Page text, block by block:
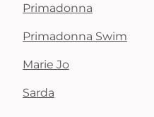
Primadonna
Primadonna Swim
Marie Jo
Sarda